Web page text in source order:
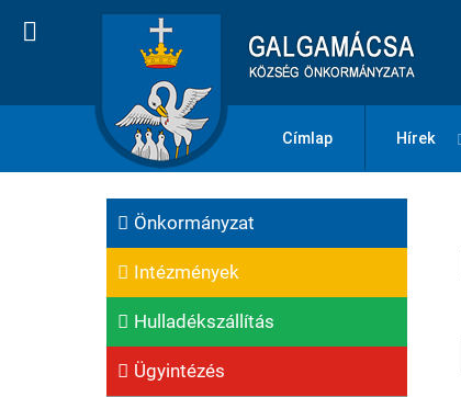
Címlap Hírek
Önkormányzat
Intézmények
Hulladékszállítás
Ügyintézés